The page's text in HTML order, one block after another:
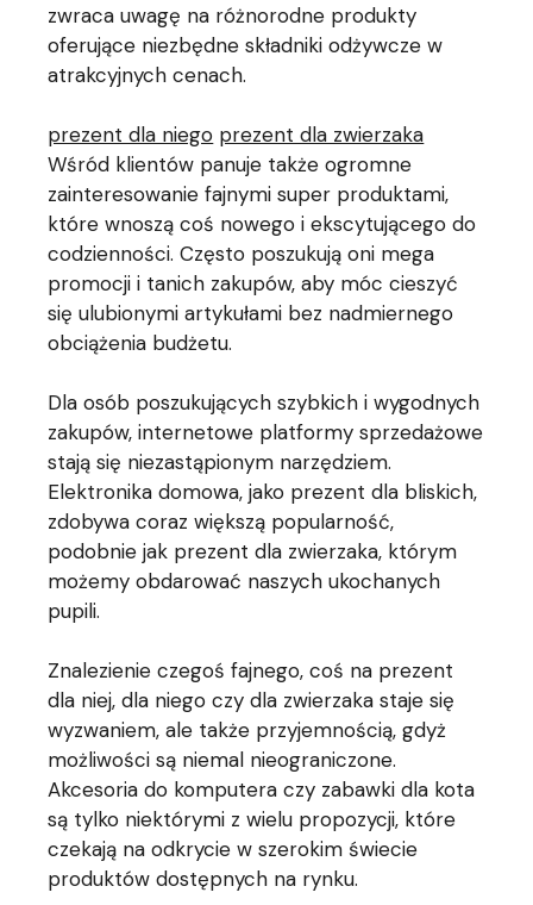
zwraca uwagę na różnorodne produkty
oferujące niezbędne składniki odżywcze w
atrakcyjnych cenach.
prezent dla niego prezent dla zwierzaka
Wśród klientów panuje także ogromne
zainteresowanie fajnymi super produktami,
które wnoszą coś nowego i ekscytującego do
codzienności. Często poszukują oni mega
promocji i tanich zakupów, aby móc cieszyć
się ulubionymi artykułami bez nadmiernego
obciążenia budżetu.
Dla osób poszukujących szybkich i wygodnych
zakupów, internetowe platformy sprzedażowe
stają się niezastąpionym narzędziem.
Elektronika domowa, jako prezent dla bliskich,
zdobywa coraz większą popularność,
podobnie jak prezent dla zwierzaka, którym
możemy obdarować naszych ukochanych
pupili.
Znalezienie czegoś fajnego, coś na prezent
dla niej, dla niego czy dla zwierzaka staje się
wyzwaniem, ale także przyjemnością, gdyż
możliwości są niemal nieograniczone.
Akcesoria do komputera czy zabawki dla kota
są tylko niektórymi z wielu propozycji, które
czekają na odkrycie w szerokim świecie
produktów dostępnych na rynku.